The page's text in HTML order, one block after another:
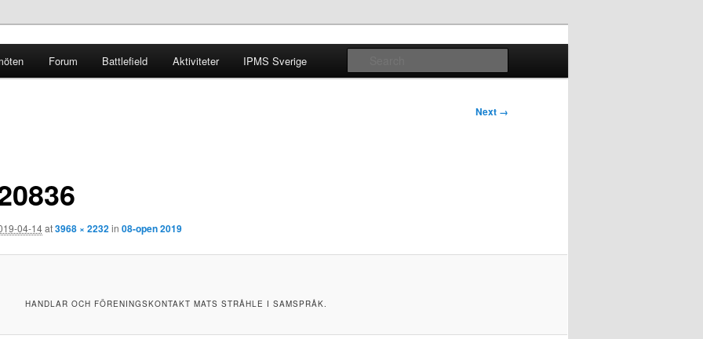
Forum Battlefield Aktiviteter IPMS Sverige
Next →
04-14at3968 × 2232in 08-open 2019
HANDLAR OCH FÖRENINGSKONTAKT MATS STRÅHLE I SAMSPRÅK.